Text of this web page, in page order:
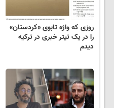
روزی که واژه تابوی «کردستان»
را در یک تیتر خبری در ترکیه
دیدم